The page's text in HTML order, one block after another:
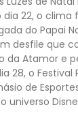
dia 22, o
do Papai
desfile que
da Atamor e
28, o
de
universo